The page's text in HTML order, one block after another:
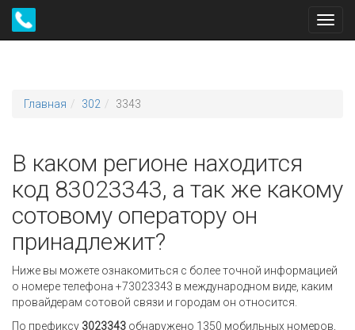
Главная 302 3343
В каком регионе находится
код 83023343, а так же какому
сотовому оператору он
принадлежит?
Ниже вы можете ознакомиться с более точной информацией
о номере телефона +73023343 в международном виде, каким
провайдерам сотовой связи и городам он относится.
По префиксу 3023343 обнаружено 1350 мобильных номеров,